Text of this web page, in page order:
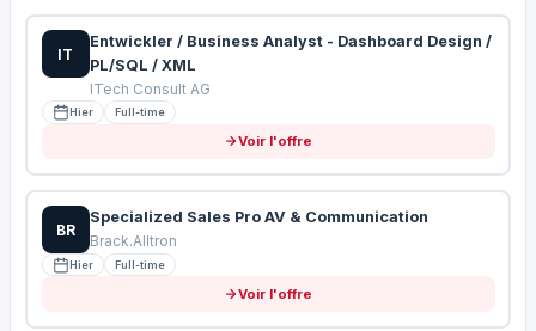
IT
Entwickler / Business Analyst - Dashboard Design /
PL/SQL / XML
ITech Consult AG
Hier Full-time
Voir l'offre
BR
Specialized Sales Pro AV & Communication
Brack.Alltron
Hier Full-time
Voir l'offre